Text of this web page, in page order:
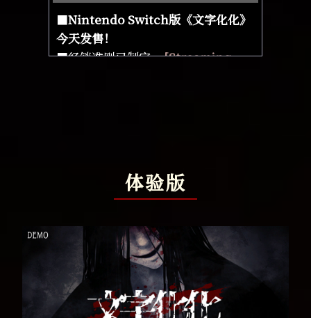
■Nintendo Switch版《文字化化》
今天发售！
■经销准则已制定。[Streaming
■语言解读×恐怖《文字化化》体验
【URL(Hong
2025-12-10
■语言解读型女性向密室逃脱
ADV《文字化化》预定于2026年3月
26日发售！
体验版